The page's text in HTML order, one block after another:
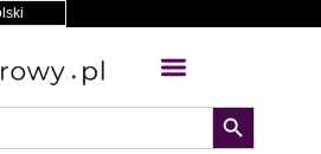
search button